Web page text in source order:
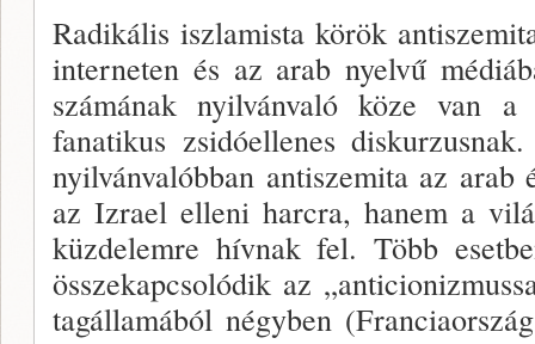
Radikális iszlamista körök
inter­neten és az arab nyelvű
számának nyil­vánvaló köze van
fanatikus zsidóellenes
nyil­vánvalóbban antiszemita az arab
az Izrael el­leni harcra, hanem a
küzdelemre hívnak fel. Több
összekapcsolódik az
tagálla­mából négyben